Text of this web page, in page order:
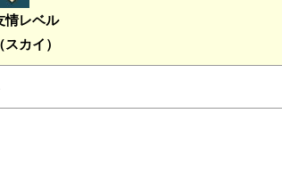
情レベル
（スカイ）